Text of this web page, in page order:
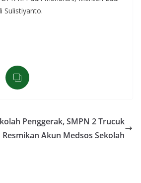
Sulistiyanto.
Penggerak, SMPN 2 Trucuk
Resmikan Akun Medsos Sekolah